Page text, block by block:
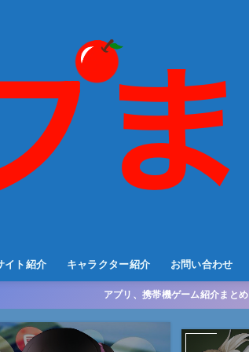
イト紹介 キャラクター紹介 お問い合わせ
アプリ、携帯機ゲーム紹介まとめ